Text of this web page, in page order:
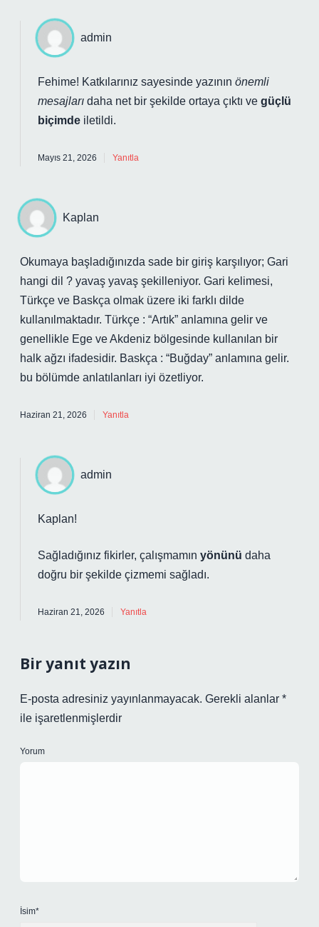
admin
Fehime! Katkılarınız sayesinde yazının önemli
mesajları daha net bir şekilde ortaya çıktı ve güçlü
biçimde iletildi.
Mayıs 21, 2026 Yanıtla
Kaplan
Okumaya başladığınızda sade bir giriş karşılıyor; Gari
hangi dil ? yavaş yavaş şekilleniyor. Gari kelimesi,
Türkçe ve Baskça olmak üzere iki farklı dilde
kullanılmaktadır. Türkçe : “Artık” anlamına gelir ve
genellikle Ege ve Akdeniz bölgesinde kullanılan bir
halk ağzı ifadesidir. Baskça : “Buğday” anlamına gelir.
bu bölümde anlatılanları iyi özetliyor.
Haziran 21, 2026 Yanıtla
admin
Kaplan!
Sağladığınız fikirler, çalışmamın yönünü daha
doğru bir şekilde çizmemi sağladı.
Haziran 21, 2026 Yanıtla
Bir yanıt yazın
E-posta adresiniz yayınlanmayacak. Gerekli alanlar *
ile işaretlenmişlerdir
Yorum
İsim*